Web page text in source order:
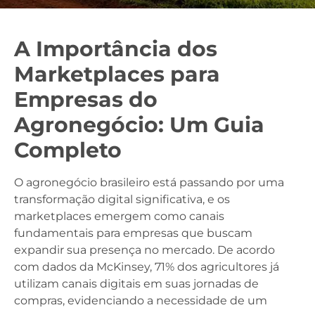
A Importância dos
Marketplaces para
Empresas do
Agronegócio: Um Guia
Completo
O agronegócio brasileiro está passando por uma
transformação digital significativa, e os
marketplaces emergem como canais
fundamentais para empresas que buscam
expandir sua presença no mercado. De acordo
com dados da McKinsey, 71% dos agricultores já
utilizam canais digitais em suas jornadas de
compras, evidenciando a necessidade de um